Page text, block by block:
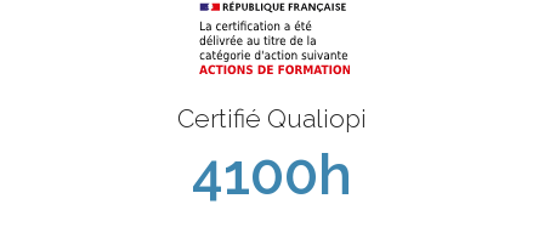
Certifié Qualiopi
4100h